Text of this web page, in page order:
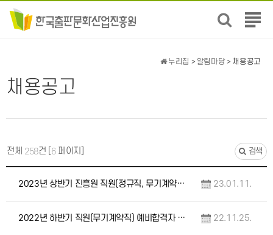
전
뉴
채용공고
누리집 > 알림마당 > 채용공고
전체 258건 [ 6페이지] 검색
2023년 상반기 진흥원 직원(정규직, 무기계약직) 채용 공고 23.01.11.
2022년 하반기 직원(무기계약직) 예비합격자 임용 및 향후일정 안내 22.11.25.